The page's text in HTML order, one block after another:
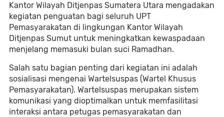
Kantor Wilayah Ditjenpas Sumatera Utara mengadakan
kegiatan penguatan bagi seluruh UPT
Pemasyarakatan di lingkungan Kantor Wilayah
Ditjenpas Sumut untuk meningkatkan kewaspadaan
menjelang memasuki bulan suci Ramadhan.
Salah satu bagian penting dari kegiatan ini adalah
sosialisasi mengenai Wartelsuspas (Wartel Khusus
Pemasyarakatan). Wartelsuspas merupakan sistem
komunikasi yang dioptimalkan untuk memfasilitasi
interaksi antara petugas pemasyarakatan dan